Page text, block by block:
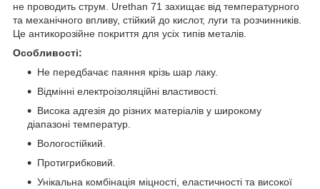
не проводить струм. Urethan 71 захищає від температурного
та механічного впливу, стійкий до кислот, луги та розчинників.
Це антикорозійне покриття для усіх типів металів.
Особливості:
Не передбачає паяння крізь шар лаку.
Відмінні електроізоляційні властивості.
Висока адгезія до різних матеріалів у широкому
діапазоні температур.
Вологостійкий.
Протигрибковий.
Унікальна комбінація міцності, еластичності та високої